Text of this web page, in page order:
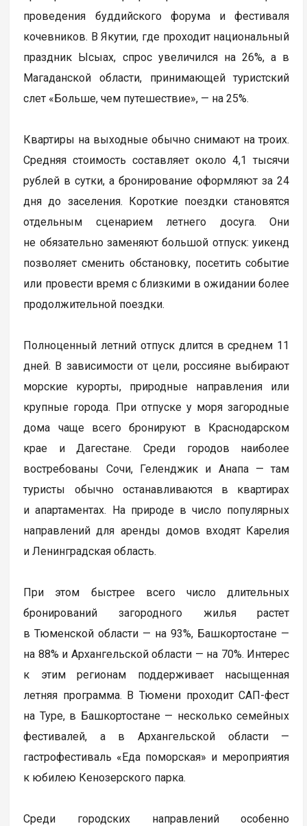
проведения буддийского форума и фестиваля
кочевников. В Якутии, где проходит национальный
праздник Ысыах, спрос увеличился на 26%, а в
Магаданской области, принимающей туристский
слет «Больше, чем путешествие», — на 25%.
Квартиры на выходные обычно снимают на троих.
Средняя стоимость составляет около 4,1 тысячи
рублей в сутки, а бронирование оформляют за 24
дня до заселения. Короткие поездки становятся
отдельным сценарием летнего досуга. Они
не обязательно заменяют большой отпуск: уикенд
позволяет сменить обстановку, посетить событие
или провести время с близкими в ожидании более
продолжительной поездки.
Полноценный летний отпуск длится в среднем 11
дней. В зависимости от цели, россияне выбирают
морские курорты, природные направления или
крупные города. При отпуске у моря загородные
дома чаще всего бронируют в Краснодарском
крае и Дагестане. Среди городов наиболее
востребованы Сочи, Геленджик и Анапа — там
туристы обычно останавливаются в квартирах
и апартаментах. На природе в число популярных
направлений для аренды домов входят Карелия
и Ленинградская область.
При этом быстрее всего число длительных
бронирований загородного жилья растет
в Тюменской области — на 93%, Башкортостане —
на 88% и Архангельской области — на 70%. Интерес
к этим регионам поддерживает насыщенная
летняя программа. В Тюмени проходит САП-фест
на Туре, в Башкортостане — несколько семейных
фестивалей, а в Архангельской области —
гастрофестиваль «Еда поморская» и мероприятия
к юбилею Кенозерского парка.
Среди городских направлений особенно